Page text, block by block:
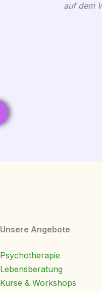
auf dem
Unsere Angebote
Psychotherapie
Lebensberatung
Kurse & Workshops